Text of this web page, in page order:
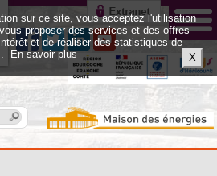
sur ce site, vous acceptez l'utilisation
proposer des services et des offres
et de réaliser des statistiques de
En savoir plus X